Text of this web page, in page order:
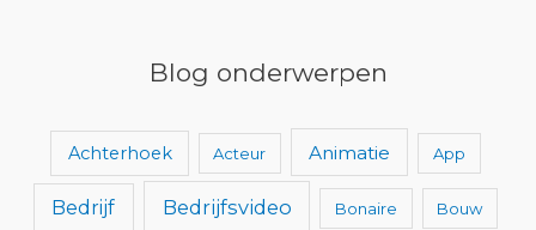
Blog onderwerpen
Achterhoek Acteur Animatie App
Bedrijf Bedrijfsvideo Bonaire Bouw